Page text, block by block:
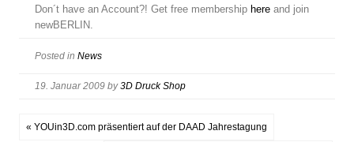
Don´t have an Account?! Get free membership here and join
newBERLIN.
Posted in News
19. Januar 2009 by3D Druck Shop
« YOUin3D.com präsentiert auf der DAAD Jahrestagung